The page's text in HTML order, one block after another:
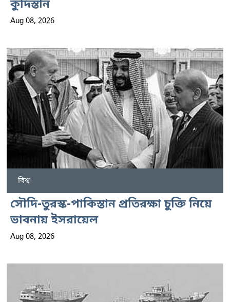
কুর্দিস্তান
Aug 08, 2026
বিশ্ব
সৌদি-তুরস্ক-পাকিস্তান প্রতিরক্ষা চুক্তি নিয়ে
ভাবনায় ইসরায়েল
Aug 08, 2026